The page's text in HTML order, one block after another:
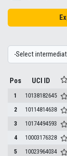
Pos UCI ID
1 10138182645
2
10114814638
3
10174494593
4
10003176328
5
10023964034